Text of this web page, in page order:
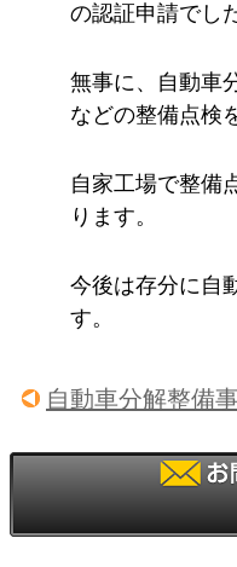
の認証申請でし
無事に、自動車
などの整備点検
自家工場で整備
ります。
今後は存分に自
す。
自動車分解整備